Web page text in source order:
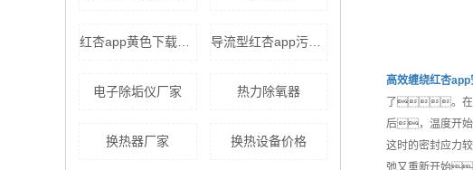
导流型红杏app污版下载
电子除垢仪厂家 热力除氧器
换热器厂家 换热设备价格
高效缠绕红杏
了。在
后，温度开
这时的密封应力
弛又重新开始